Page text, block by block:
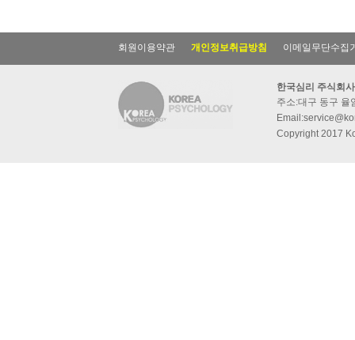
회원이용약관 개인정보취급방침 이메일무단수집
한국심리 주식회사
주소:대구 동구 율
Copyright 2017